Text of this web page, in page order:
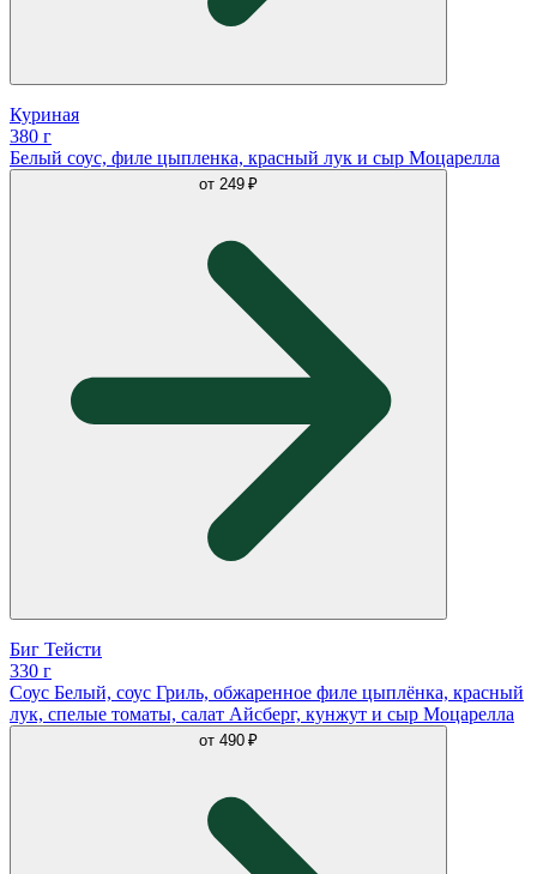
Куриная
380 г
Белый соус, филе цыпленка, красный лук и сыр Моцарелла
от 249 ₽
Биг Тейсти
330 г
Соус Белый, соус Гриль, обжаренное филе цыплёнка, красный
лук, спелые томаты, салат Айсберг, кунжут и сыр Моцарелла
от 490 ₽